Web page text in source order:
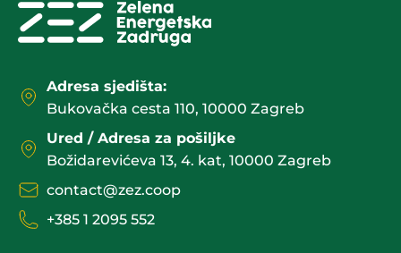
Adresa sjedišta:
Bukovačka cesta 110, 10000 Zagreb
Ured / Adresa za pošiljke
Božidarevićeva 13, 4. kat, 10000 Zagreb
contact@zez.coop
+385 1 2095 552